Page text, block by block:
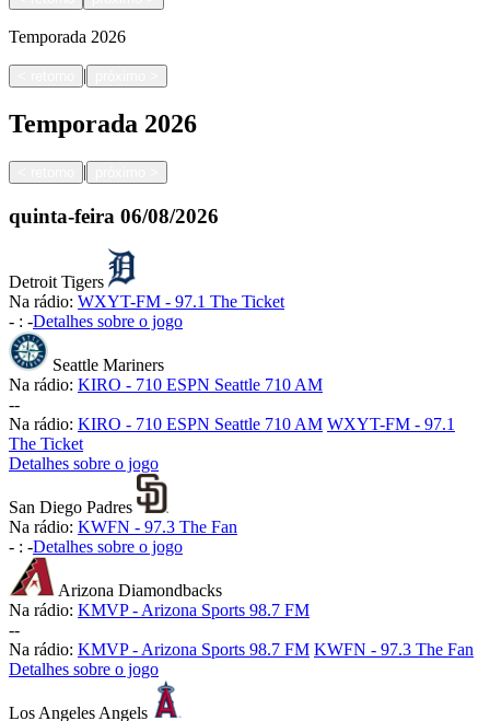
Temporada 2026
|
Temporada 2026
|
quinta-feira 06/08/2026
Detroit Tigers
Na rádio: WXYT-FM - 97.1 The Ticket
- : -Detalhes sobre o jogo
Seattle Mariners
Na rádio: KIRO - 710 ESPN Seattle 710 AM
--
Na rádio: KIRO - 710 ESPN Seattle 710 AM WXYT-FM - 97.1
The Ticket
Detalhes sobre o jogo
San Diego Padres
Na rádio: KWFN - 97.3 The Fan
- : -Detalhes sobre o jogo
Arizona Diamondbacks
Na rádio: KMVP - Arizona Sports 98.7 FM
--
Na rádio: KMVP - Arizona Sports 98.7 FM KWFN - 97.3 The Fan
Detalhes sobre o jogo
Los Angeles Angels